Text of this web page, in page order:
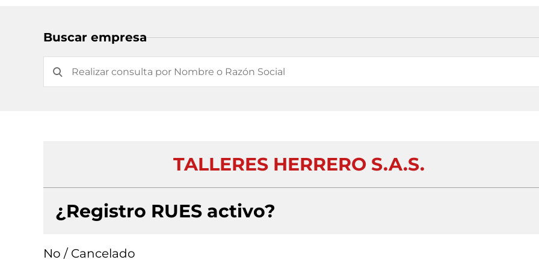
Buscar empresa
TALLERES HERRERO S.A.S.
¿Registro RUES activo?
No / Cancelado